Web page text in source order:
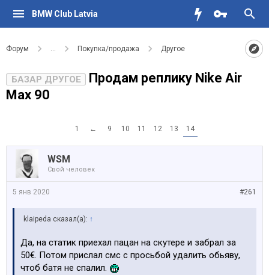
BMW Club Latvia
Форум ... Покупка/продажа Другое
БАЗАР ДРУГОЕ
Продам реплику Nike Air
Max 90
1 ← 9 10 11 12 13 14
WSM
Свой человек
#261
5 янв 2020
klaipeda сказал(а): ↑
Да, на статик приехал пацан на скутере и забрал за
50€. Потом прислал смс с просьбой удалить обьяву,
чтоб батя не спалил.